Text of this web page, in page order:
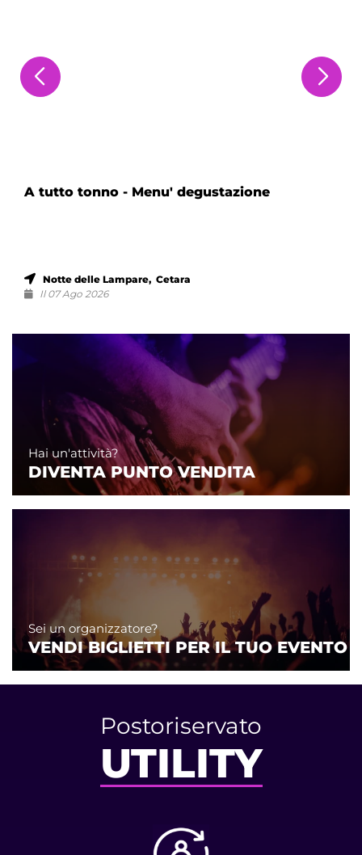
A tutto tonno - Menu' degustazione
Notte delle Lampare, Cetara
Il 07 Ago 2026
Hai un'attività?
DIVENTA PUNTO VENDITA
Sei un organizzatore?
VENDI BIGLIETTI PER IL TUO EVENTO
Postoriservato
UTILITY